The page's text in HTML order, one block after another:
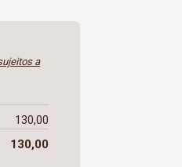
a
130,00
130,00